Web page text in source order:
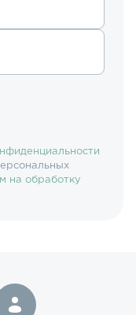
на обработку